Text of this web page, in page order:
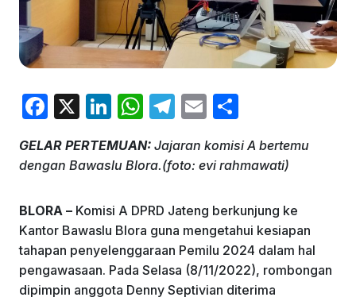
F
c
b
o
o
k
X
Li
k
dI
n
W
at
A
p
p
T
e
a
m
E
ai ar
GELAR PERTEMUAN: Jajaran komisi A bertemu
dengan Bawaslu Blora.(foto: evi rahmawati)
BLORA – Komisi A DPRD Jateng berkunjung ke
Kantor Bawaslu Blora guna mengetahui kesiapan
tahapan penyelenggaraan Pemilu 2024 dalam hal
pengawasaan. Pada Selasa (8/11/2022), rombongan
dipimpin anggota Denny Septivian diterima